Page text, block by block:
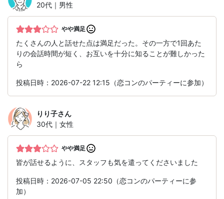
20代｜男性
やや満足
たくさんの人と話せた点は満足だった。その一方で1回あた
りの会話時間が短く、お互いを十分に知ることが難しかった
ら
投稿日時：2026-07-22 12:15（恋コンのパーティーに参加）
りり子さん
30代｜女性
やや満足
皆が話せるように、スタッフも気を遣ってくださいました
投稿日時：2026-07-05 22:50（恋コンのパーティーに参
加）